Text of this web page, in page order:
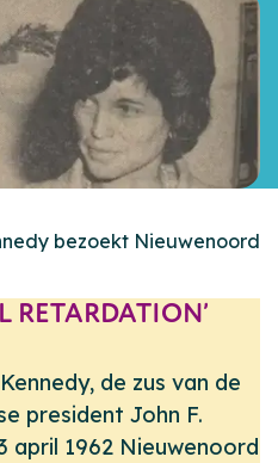
bezoekt Nieuwenoord
RETARDATION’
de zus van de
president John F.
april 1962 Nieuwenoord